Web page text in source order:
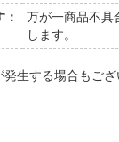
万が一商品不具
します。
生する場合もご